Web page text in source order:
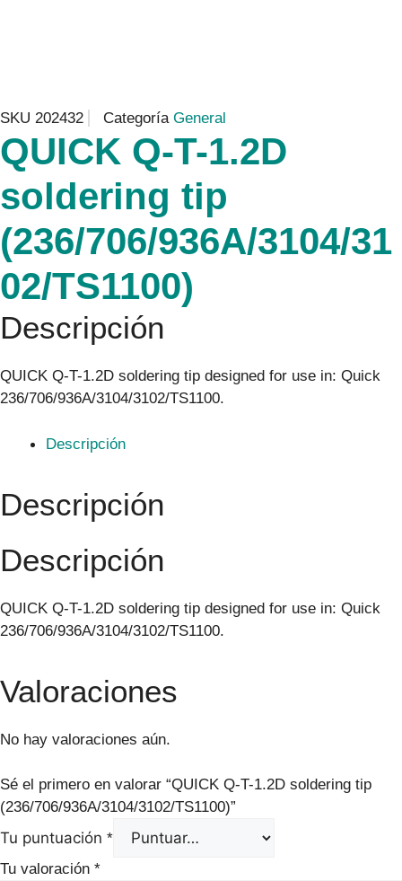
SKU 202432 Categoría General
QUICK Q-T-1.2D
soldering tip
(236/706/936A/3104/31
02/TS1100)
Descripción
QUICK Q-T-1.2D soldering tip designed for use in: Quick
236/706/936A/3104/3102/TS1100.
Descripción
Descripción
Descripción
QUICK Q-T-1.2D soldering tip designed for use in: Quick
236/706/936A/3104/3102/TS1100.
Valoraciones
No hay valoraciones aún.
Sé el primero en valorar “QUICK Q-T-1.2D soldering tip
(236/706/936A/3104/3102/TS1100)”
Tu puntuación *
Tu valoración *